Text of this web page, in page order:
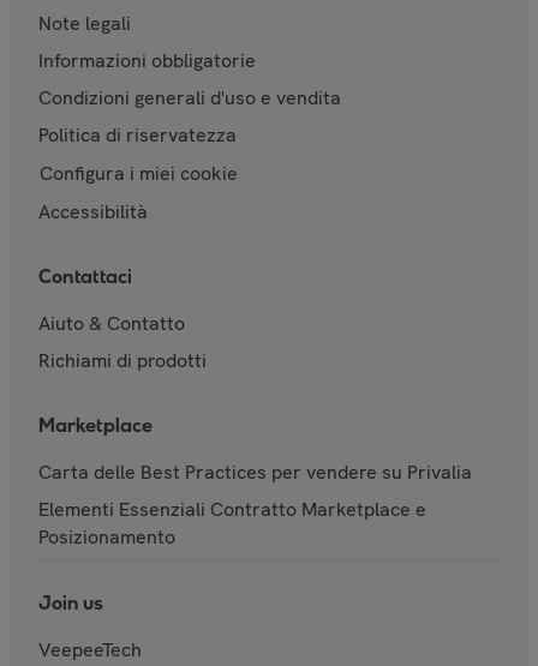
Note legali
Informazioni obbligatorie
Condizioni generali d'uso e vendita
Politica di riservatezza
Configura i miei cookie
Accessibilità
Contattaci
Aiuto & Contatto
Richiami di prodotti
Marketplace
Carta delle Best Practices per vendere su Privalia
Elementi Essenziali Contratto Marketplace e
Posizionamento
Join us
VeepeeTech